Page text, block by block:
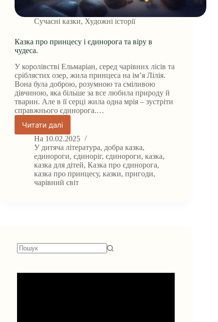
Сучасні казки, Художні історії
Казка про принцесу і єдинорога та віру в
чудеса.
У королівстві Ельмаріан, серед чарівних лісів та
сріблястих озер, жила принцеса на ім’я Лілія.
Вона була доброю, розумною та сміливою
дівчиною, яка більше за все любила природу й
тварин. Але в її серці жила одна мрія – зустріти
справжнього єдинорога.…
Читати далі
Казка
про
принцесу
і
єдинорога
та
віру
На 10.02.2025
У дитяча література, добра казка,
единороги, єдиноріг, єдинороги, казка,
казка для дітей, Казка про єдинорога,
казка про принцесу, казки, пригоди,
чарівний світ